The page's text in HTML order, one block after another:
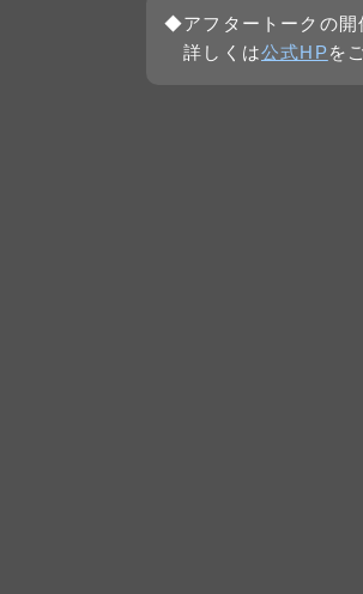
◆アフタートークの開
詳しくは公式HPを